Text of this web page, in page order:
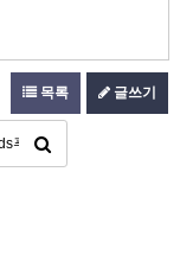
목록 글쓰기